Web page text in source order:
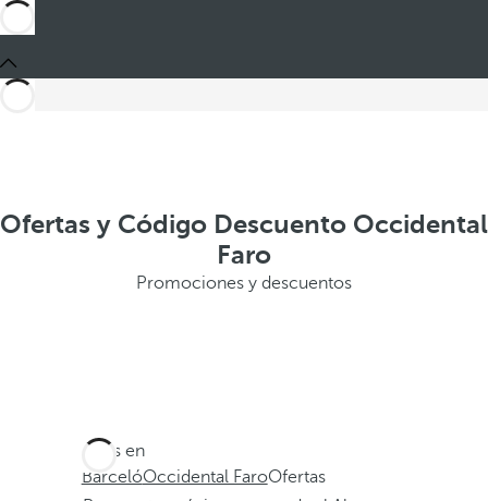
Ofertas y Código Descuento Occidental
Faro
Promociones y descuentos
Estás en
BarcelóOccidental FaroOfertas